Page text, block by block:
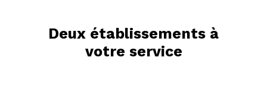
Deux établissements à
votre service